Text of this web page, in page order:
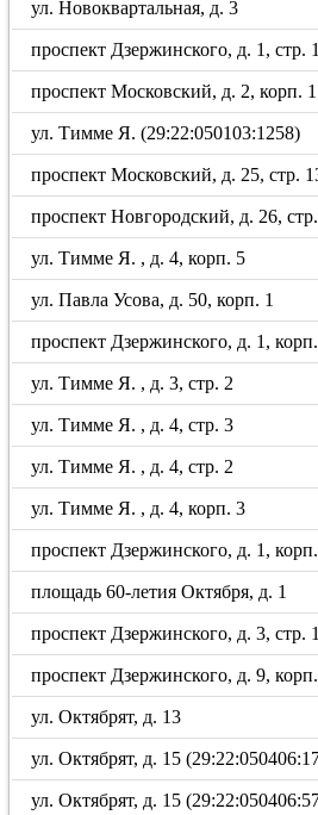
ул. Новоквартальная, д. 3
проспект Дзержинского, д. 1, стр. 1
проспект Московский, д. 2, корп. 1
ул. Тимме Я. (29:22:050103:1258)
проспект Московский, д. 25, стр.
проспект Новгородский, д. 26, стр.
ул. Тимме Я. , д. 4, корп. 5
ул. Павла Усова, д. 50, корп. 1
проспект Дзержинского, д. 1, корп.
ул. Тимме Я. , д. 3, стр. 2
ул. Тимме Я. , д. 4, стр. 3
ул. Тимме Я. , д. 4, стр. 2
ул. Тимме Я. , д. 4, корп. 3
проспект Дзержинского, д. 1, корп.
площадь 60-летия Октября, д. 1
проспект Дзержинского, д. 3, стр. 1
проспект Дзержинского, д. 9, корп.
ул. Октябрят, д. 13
ул. Октябрят, д. 15
ул. Октябрят, д. 15